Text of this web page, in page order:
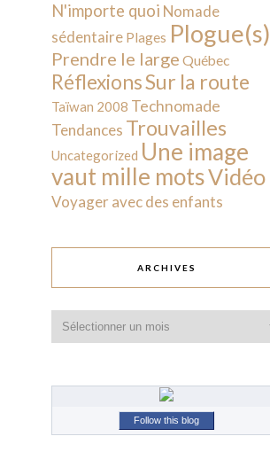
N'importe quoi Nomade
sédentaire Plages Plogue(s)
Prendre le large Québec
RéflexionsSur la route
Taïwan 2008 Technomade
Tendances Trouvailles
Uncategorized Une image
vaut mille motsVidéo
Voyager avec des enfants
ARCHIVES
Follow this blog